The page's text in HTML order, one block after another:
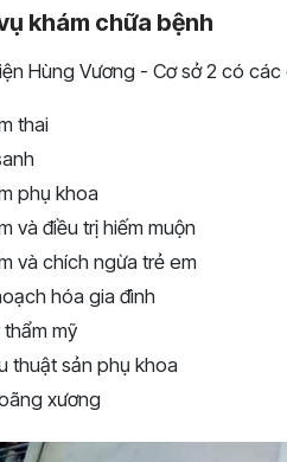
khám chữa bệnh
Hùng Vương - Cơ sở 2 có
thai
phụ khoa
và điều trị hiếm muộn
và chích ngừa trẻ em
hóa gia đình
thẩm mỹ
thuật sản phụ khoa
xương